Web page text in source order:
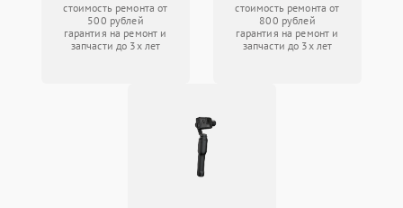
стоимость ремонта от
500 рублей
гарантия на ремонт и
запчасти до 3х лет
стоимость ремонта от
800 рублей
гарантия на ремонт и
запчасти до 3х лет